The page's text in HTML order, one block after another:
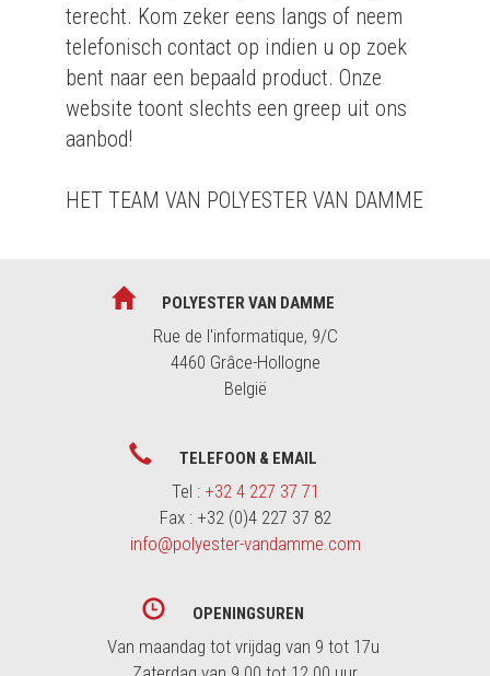
terecht. Kom zeker eens langs of neem
telefonisch contact op indien u op zoek
bent naar een bepaald product. Onze
website toont slechts een greep uit ons
aanbod!
HET TEAM VAN POLYESTER VAN DAMME
POLYESTER VAN DAMME
Rue de l'informatique, 9/C
4460 Grâce-Hollogne
België
TELEFOON & EMAIL
Tel : +32 4 227 37 71
Fax : +32 (0)4 227 37 82
info@polyester-vandamme.com
OPENINGSUREN
Van maandag tot vrijdag van 9 tot 17u